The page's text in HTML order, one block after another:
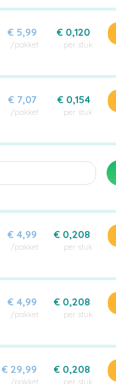
€ 5,99
/pakket
€ 0,120
per stuk
€ 7,07
/pakket
€ 0,154
per stuk
€ 4,99
/pakket
€ 0,208
per stuk
€ 4,99
/pakket
€ 0,208
per stuk
€ 29,99
/pakket
€ 0,208
per stuk